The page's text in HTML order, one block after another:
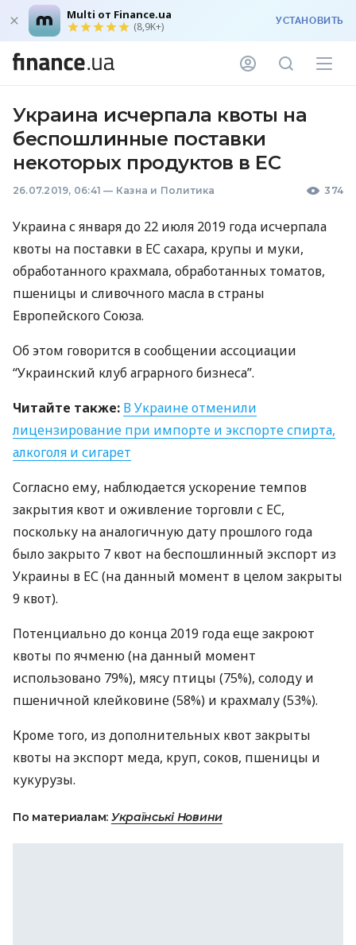
Multi от Finance.ua
(8,9K+) УСТАНОВИТЬ
Украина исчерпала квоты на
беспошлинные поставки
некоторых продуктов в ЕС
26.07.2019, 06:41 — Казна и Политика 374
Украина с января до 22 июля 2019 года исчерпала
квоты на поставки в ЕС сахара, крупы и муки,
обработанного крахмала, обработанных томатов,
пшеницы и сливочного масла в страны
Европейского Союза.
Об этом говорится в сообщении ассоциации
“Украинский клуб аграрного бизнеса”.
Читайте также: В Украине отменили
лицензирование при импорте и экспорте спирта,
алкоголя и сигарет
Согласно ему, наблюдается ускорение темпов
закрытия квот и оживление торговли с ЕС,
поскольку на аналогичную дату прошлого года
было закрыто 7 квот на беспошлинный экспорт из
Украины в ЕС (на данный момент в целом закрыты
9 квот).
Потенциально до конца 2019 года еще закроют
квоты по ячменю (на данный момент
использовано 79%), мясу птицы (75%), солоду и
пшеничной клейковине (58%) и крахмалу (53%).
Кроме того, из дополнительных квот закрыты
квоты на экспорт меда, круп, соков, пшеницы и
кукурузы.
По материалам: Українські Новини